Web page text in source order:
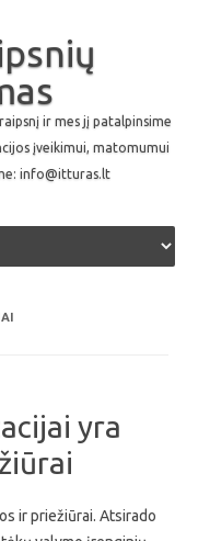
ir mes jį patalpinsime
įveikimui, matomumui
info@itturas.lt
content
yra
ir priežiūrai. Atsirado